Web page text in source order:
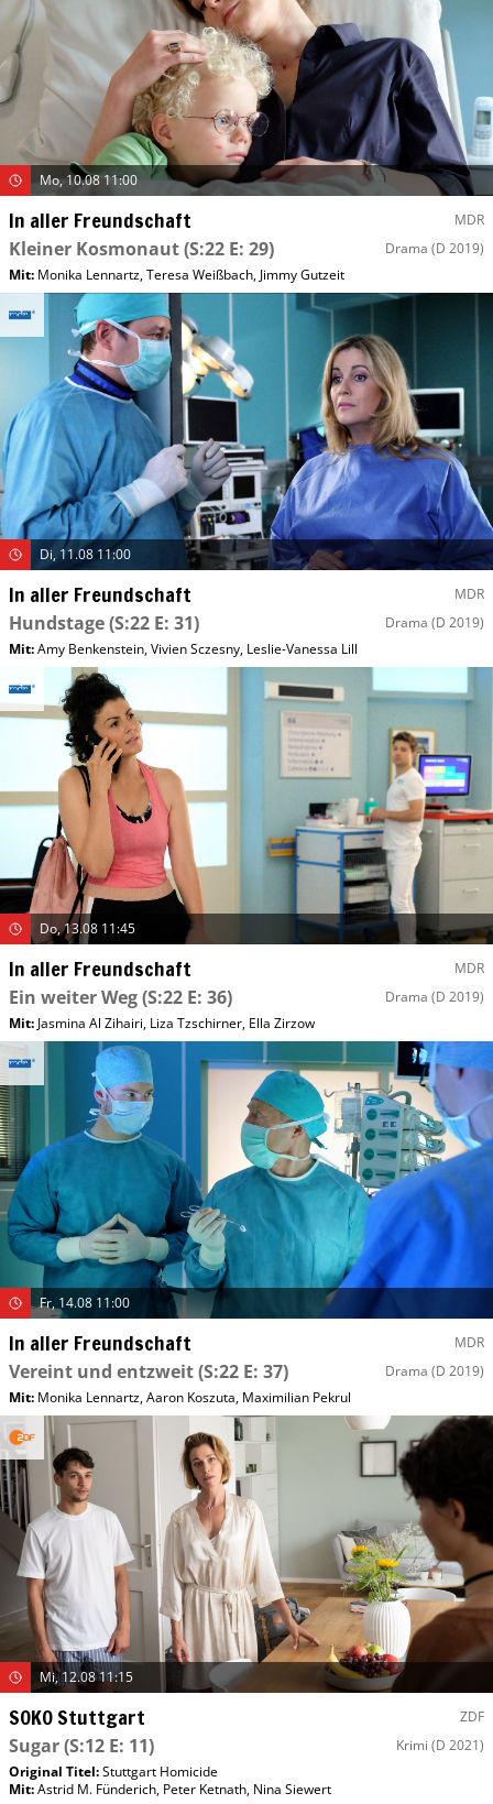
Mo, 10.08 11:00
In aller Freundschaft MDR
Kleiner Kosmonaut(S:22 E: 29) Drama (D 2019)
Mit: Monika Lennartz,Teresa Weißbach, Jimmy Gutzeit
Di, 11.08 11:00
In aller Freundschaft MDR
Hundstage(S:22 E: 31) Drama (D 2019)
Mit:Amy Benkenstein,Vivien Sczesny, Leslie-Vanessa Lill
Do, 13.08 11:45
In aller Freundschaft MDR
Ein weiter Weg(S:22 E: 36) Drama (D 2019)
Mit: Jasmina Al Zihairi, Liza Tzschirner, Ella Zirzow
Fr, 14.08 11:00
In aller Freundschaft MDR
Vereint und entzweit(S:22 E: 37) Drama (D 2019)
Mit: Monika Lennartz,Aaron Koszuta, Maximilian Pekrul
Mi, 12.08 11:15
SOKO Stuttgart ZDF
Sugar(S:12 E: 11) Krimi (D 2021)
Original Titel:Stuttgart Homicide
Mit:Astrid M. Fünderich, Peter Ketnath, Nina Siewert